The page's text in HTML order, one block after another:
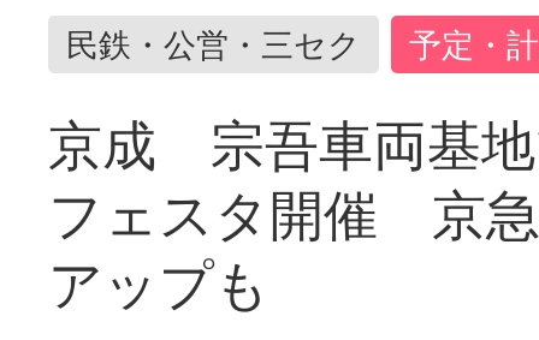
民鉄・公営・三セク 予定・
京成 宗吾車両基
フェスタ開催 京
アップも